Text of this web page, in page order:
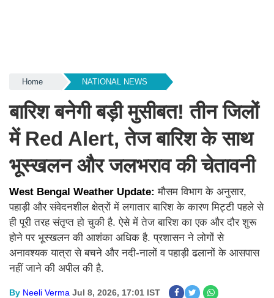
Home NATIONAL NEWS
बारिश बनेगी बड़ी मुसीबत! तीन जिलों
में Red Alert, तेज बारिश के साथ
भूस्खलन और जलभराव की चेतावनी
West Bengal Weather Update:मौसम विभाग के अनुसार,
पहाड़ी और संवेदनशील क्षेत्रों में लगातार बारिश के कारण मिट्टी पहले से
ही पूरी तरह संतृप्त हो चुकी है. ऐसे में तेज बारिश का एक और दौर शुरू
होने पर भूस्खलन की आशंका अधिक है. प्रशासन ने लोगों से
अनावश्यक यात्रा से बचने और नदी-नालों व पहाड़ी ढलानों के आसपास
नहीं जाने की अपील की है.
By Neeli Verma Jul 8, 2026, 17:01 IST